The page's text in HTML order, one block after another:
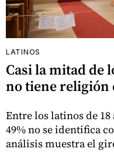
LATINOS
Casi la mitad de
no tiene religión
Entre los latinos de 18
49% no se identifica
análisis muestra el